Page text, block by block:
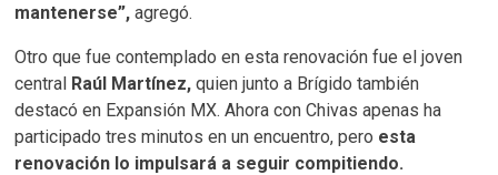
mantenerse”, agregó.
Otro que fue contemplado en esta renovación fue el joven
central Raúl Martínez, quien junto a Brígido también
destacó en Expansión MX. Ahora con Chivas apenas ha
participado tres minutos en un encuentro, pero esta
renovación lo impulsará a seguir compitiendo.